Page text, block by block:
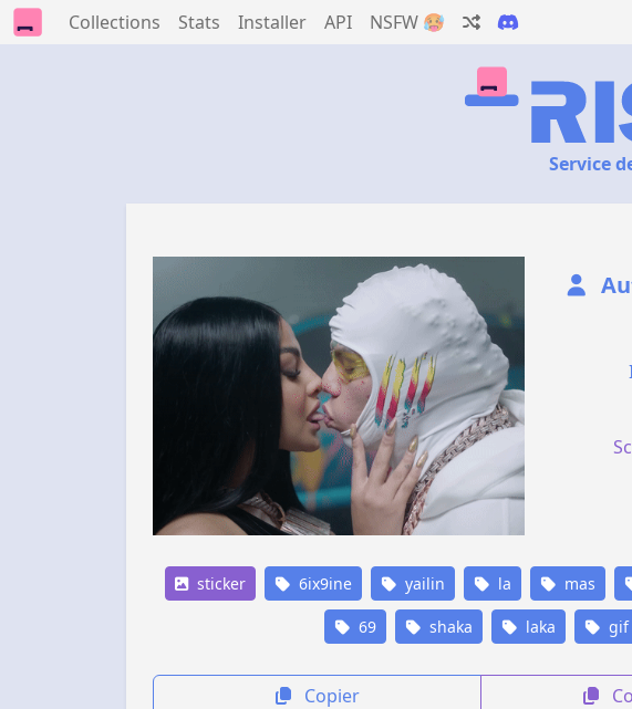
Collections Stats Installer API NSFW 🥵
Service
sticker 6ix9ine yailin la mas
69 shaka laka gif
Copier